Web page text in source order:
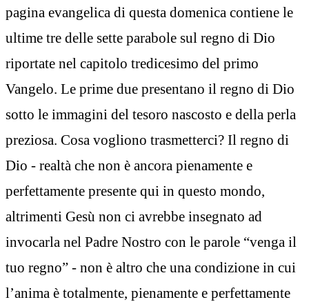
pagina evangelica di questa domenica contiene le
ultime tre delle sette parabole sul regno di Dio
riportate nel capitolo tredicesimo del primo
Vangelo. Le prime due presentano il regno di Dio
sotto le immagini del tesoro nascosto e della perla
preziosa. Cosa vogliono trasmetterci? Il regno di
Dio - realtà che non è ancora pienamente e
perfettamente presente qui in questo mondo,
altrimenti Gesù non ci avrebbe insegnato ad
invocarla nel Padre Nostro con le parole “venga il
tuo regno” - non è altro che una condizione in cui
l’anima è totalmente, pienamente e perfettamente